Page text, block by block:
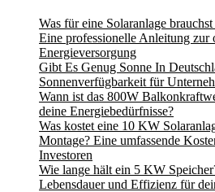
Was für eine Solaranlage
Eine professionelle Anleitung zur
Energieversorgung
Gibt Es Genug Sonne In
Sonnenverfügbarkeit für
Wann ist das 800W
deine Energiebedürfnisse?
Was kostet eine 10 KW
Montage? Eine umfassende
Investoren
Wie lange hält ein 5 KW
Lebensdauer und Effizienz für